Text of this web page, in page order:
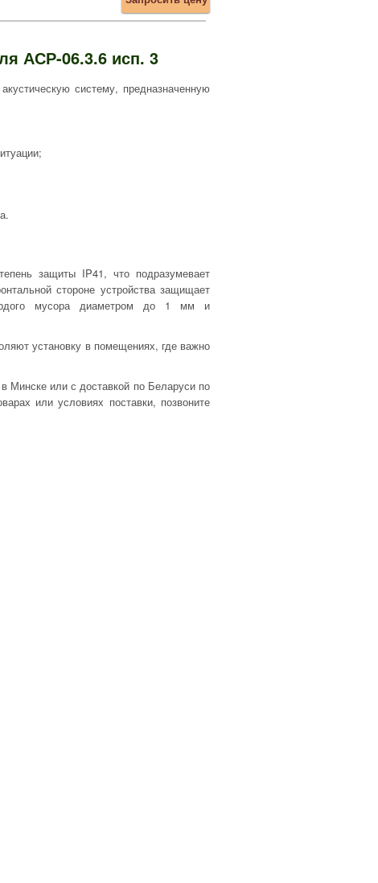
АСР-06.3.6 исп. 3
систему, предназначенную
защиты IP41, что подразумевает
стороне устройства защищает
мусора диаметром до 1 мм и
установку в помещениях, где важно
Минске или с доставкой по Беларуси по
или условиях поставки, позвоните